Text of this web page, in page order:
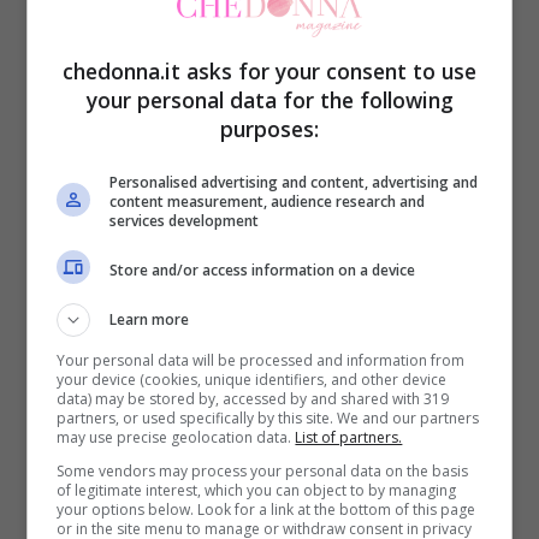
Come decongestionare il
naso con la digitopressione
Se avete bisogno di respirare meglio e di
liberare il naso non dovrete far altro che
seguire queste piccole linee guida e
premere con i polpastrelli sulle parti
indicate.
-Massaggiare in modo rotatorio il lobo
delle orecchie per 10 volte
chedonna.it asks for your consent to use
your personal data for the following
purposes:
Personalised advertising and content, advertising and
content measurement, audience research and
services development
Store and/or access information on a device
Learn more
Your personal data will be processed and information from
your device (cookies, unique identifiers, and other device
data) may be stored by, accessed by and shared with 319
partners, or used specifically by this site. We and our partners
may use precise geolocation data. List of partners.
Some vendors may process your personal data on the basis
of legitimate interest, which you can object to by managing
your options below. Look for a link at the bottom of this page
or in the site menu to manage or withdraw consent in privacy